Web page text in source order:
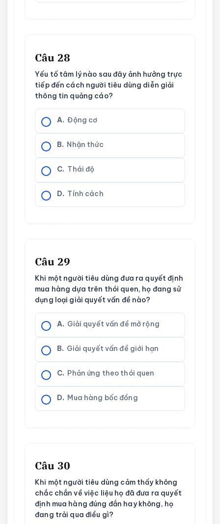
Câu 28
Yếu tố tâm lý nào sau đây ảnh hưởng trực
tiếp đến cách người tiêu dùng diễn giải
thông tin quảng cáo?
A. Động cơ
B. Nhận thức
C. Thái độ
D. Tính cách
Câu 29
Khi một người tiêu dùng đưa ra quyết định
mua hàng dựa trên thói quen, họ đang sử
dụng loại giải quyết vấn đề nào?
A. Giải quyết vấn đề mở rộng
B. Giải quyết vấn đề giới hạn
C. Phản ứng theo thói quen
D. Mua hàng bốc đồng
Câu 30
Khi một người tiêu dùng cảm thấy không
chắc chắn về việc liệu họ đã đưa ra quyết
định mua hàng đúng đắn hay không, họ
đang trải qua điều gì?